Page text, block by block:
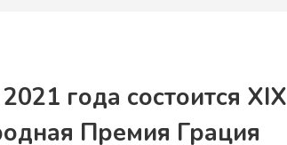
года состоится XIX
Премия Грация